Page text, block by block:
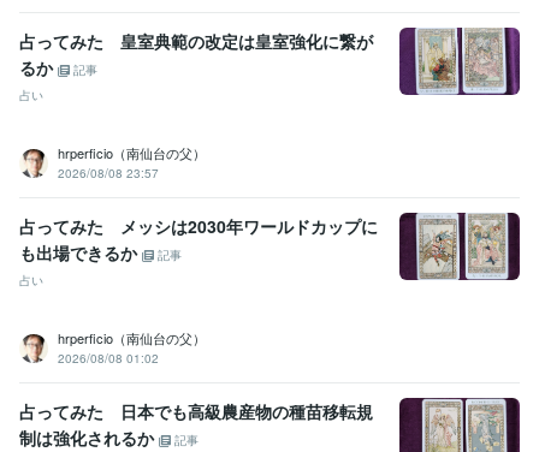
占ってみた 皇室典範の改定は皇室強化に繋が
るか
記事
占い
hrperficio（南仙台の父）
2026/08/08 23:57
占ってみた メッシは2030年ワールドカップに
も出場できるか
記事
占い
hrperficio（南仙台の父）
2026/08/08 01:02
占ってみた 日本でも高級農産物の種苗移転規
制は強化されるか
記事